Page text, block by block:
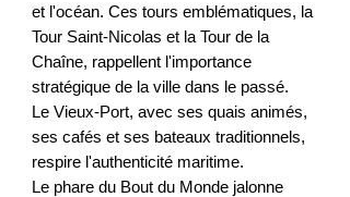
et l'océan. Ces tours emblématiques, la
Tour Saint-Nicolas et la Tour de la
Chaîne, rappellent l'importance
stratégique de la ville dans le passé.
Le Vieux-Port, avec ses quais animés,
ses cafés et ses bateaux traditionnels,
respire l'authenticité maritime.
Le phare du Bout du Monde jalonne